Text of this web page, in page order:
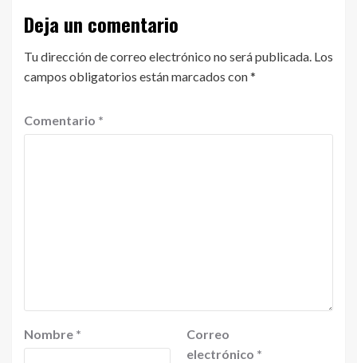
Deja un comentario
Tu dirección de correo electrónico no será publicada. Los
campos obligatorios están marcados con*
Comentario *
Nombre *
Correo
electrónico *